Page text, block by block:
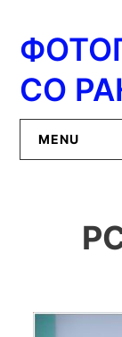
содержимому
СО
MENU